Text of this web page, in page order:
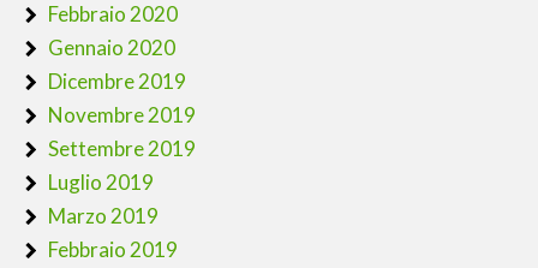
Febbraio 2020
Gennaio 2020
Dicembre 2019
Novembre 2019
Settembre 2019
Luglio 2019
Marzo 2019
Febbraio 2019